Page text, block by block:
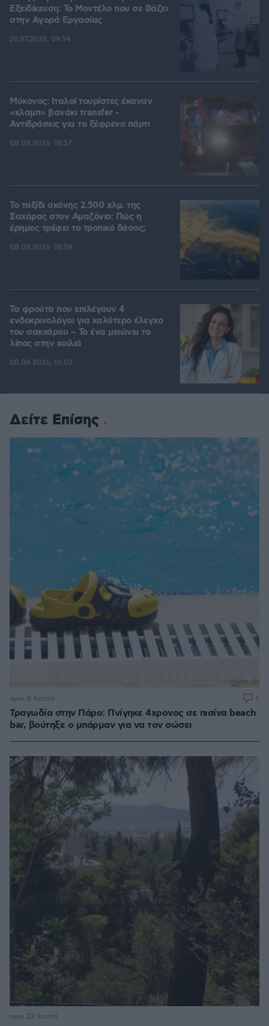
Εξειδίκευση: Το Mοντέλο που σε Bάζει
στην Aγορά Eργασίας
26.07.2026, 09:54
Μύκονος: Ιταλοί τουρίστες έκαναν
«κλαμπ» βανάκι transfer -
Αντιδράσεις για το ξέφρενο πάρτι
08.08.2026, 10:57
Το ταξίδι σκόνης 2.500 χλμ. της
Σαχάρας στον Αμαζόνιο: Πώς η
έρημος τρέφει το τροπικό δάσος;
08.08.2026, 10:59
Τα φρούτα που επιλέγουν 4
ενδοκρινολόγοι για καλύτερο έλεγχο
του σακχάρου – Το ένα μειώνει το
λίπος στην κοιλιά
08.08.2026, 10:02
Δείτε Επίσης
Τραγωδία στην Πάρο: Πνίγηκε 4χρονος σε πισίνα beach
bar, βούτηξε ο μπάρμαν για να τον σώσει
πριν 8 λεπτά 6
πριν 32 λεπτά